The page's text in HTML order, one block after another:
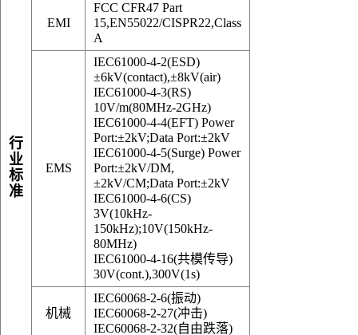
行
业
标
准
EMI
FCC CFR47 Part
15,EN55022/CISPR22,Class
A
EMS
IEC61000-4-2(ESD)
±6kV(contact),±8kV(air)
IEC61000-4-3(RS)
10V/m(80MHz-2GHz)
IEC61000-4-4(EFT) Power
Port:±2kV;Data Port:±2kV
IEC61000-4-5(Surge) Power
Port:±2kV/DM,
±2kV/CM;Data Port:±2kV
IEC61000-4-6(CS)
3V(10kHz-
150kHz);10V(150kHz-
80MHz)
IEC61000-4-16(共模传导)
30V(cont.),300V(1s)
机械
IEC60068-2-6(振动)
IEC60068-2-27(冲击)
IEC60068-2-32(自由跌落)